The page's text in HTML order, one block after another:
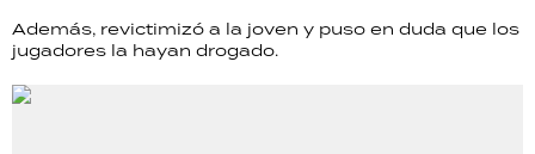
Además, revictimizó a la joven y puso en duda que los
jugadores la hayan drogado.